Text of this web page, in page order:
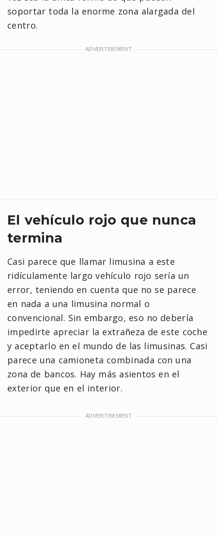
soportar toda la enorme zona alargada del
centro.
El vehículo rojo que nunca
termina
Casi parece que llamar limusina a este
ridículamente largo vehículo rojo sería un
error, teniendo en cuenta que no se parece
en nada a una limusina normal o
convencional. Sin embargo, eso no debería
impedirte apreciar la extrañeza de este coche
y aceptarlo en el mundo de las limusinas. Casi
parece una camioneta combinada con una
zona de bancos. Hay más asientos en el
exterior que en el interior.